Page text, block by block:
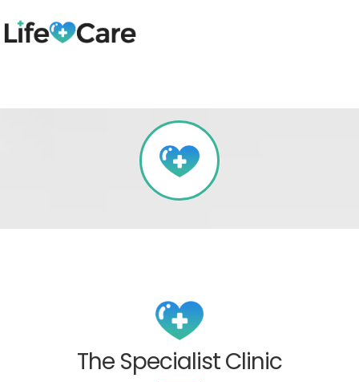
The Specialist Clinic